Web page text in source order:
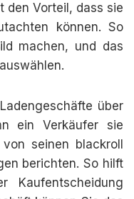
den Vorteil, dass sie
können. So
machen, und das
über
ein Verkäufer sie
seinen blackroll
berichten. So hilft
Kaufentscheidung